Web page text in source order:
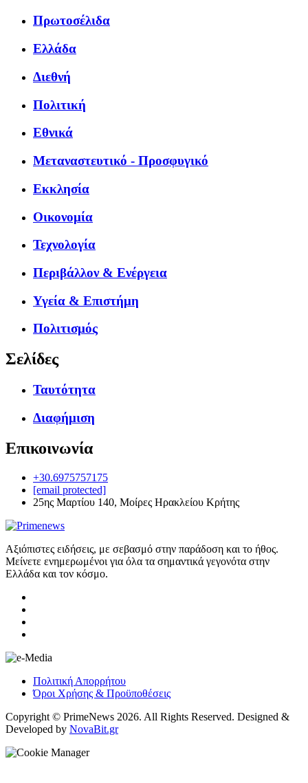
Πρωτοσέλιδα
Ελλάδα
Διεθνή
Πολιτική
Εθνικά
Μεταναστευτικό - Προσφυγικό
Εκκλησία
Οικονομία
Τεχνολογία
Περιβάλλον & Ενέργεια
Υγεία & Επιστήμη
Πολιτισμός
Σελίδες
Ταυτότητα
Διαφήμιση
Επικοινωνία
+30.6975757175
[email protected]
25ης Μαρτίου 140, Μοίρες Ηρακλείου Κρήτης
Αξιόπιστες ειδήσεις, με σεβασμό στην παράδοση και το ήθος.
Μείνετε ενημερωμένοι για όλα τα σημαντικά γεγονότα στην
Ελλάδα και τον κόσμο.
Πολιτική Απορρήτου
Όροι Χρήσης & Προϋποθέσεις
Copyright © PrimeNews 2026. All Rights Reserved. Designed &
Developed by NovaBit.gr